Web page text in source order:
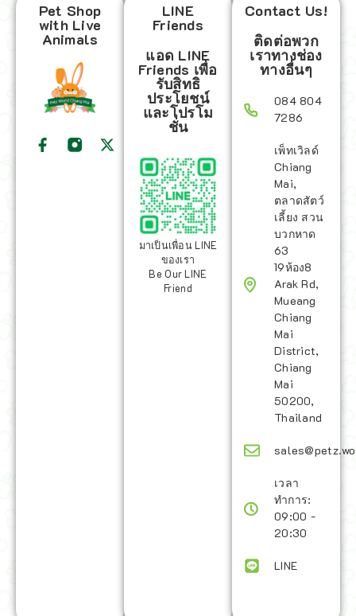
Pet Shop
with Live
Animals
LINE
Friends
แอด LINE
Friends เพื่อ
รับสิทธิ
ประโยชน์
และโปรโม
ชั่น
มาเป็นเพื่อน LINE
ของเรา
Be Our LINE
Friend
Contact Us!
ติดต่อพวก
เราทางช่อง
ทางอื่นๆ
084 804
7286
เพ็ทเวิลด์
Chiang
Mai,
ตลาดสัตว์
เลี้ยง สวน
บวกหาด
63
19ห้อง8
Arak Rd,
Mueang
Chiang
Mai
District,
Chiang
Mai
50200,
Thailand
เวลา
ทำการ:
09:00 -
20:30
LINE